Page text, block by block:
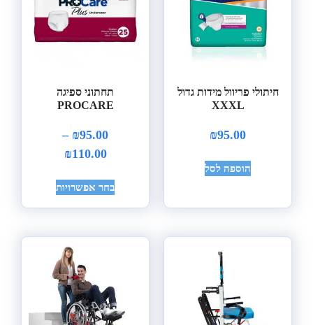
חיתולי פריוול מידות גדול
XXXL
₪95.00
הוספה לסל
תחתוני ספיגה
PROCARE
₪95.00
–
₪110.00
בחר אפשרויות